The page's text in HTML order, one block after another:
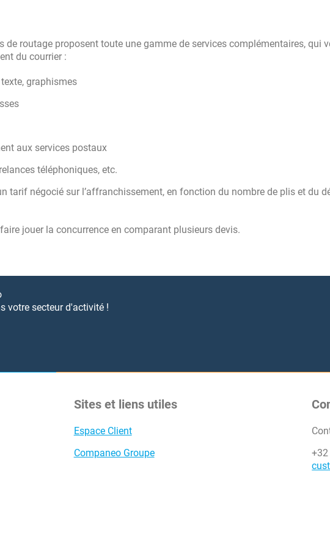
de routage proposent toute une gamme de services complémentaires, qui
du courrier :
graphismes
aux services postaux
téléphoniques, etc.
tarif négocié sur l’affranchissement, en fonction du nombre de plis et du
jouer la concurrence en comparant plusieurs devis.
votre secteur d'activité !
Sites et liens utiles
Espace Client
Companeo Groupe